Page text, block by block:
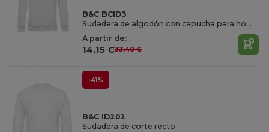
B&C BCID3
Sudadera de algodón con capucha para hombre y mujer
A partir de:
14,15 €33,40 €
-41%
B&C ID202
Sudadera de corte recto